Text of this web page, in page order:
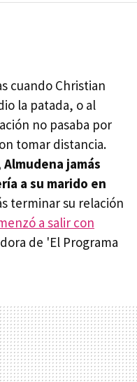
cuando Christian
la patada, o al
no pasaba por
tomar distancia.
jamás
a su marido en
terminar su relación
a salir con
de 'El Programa